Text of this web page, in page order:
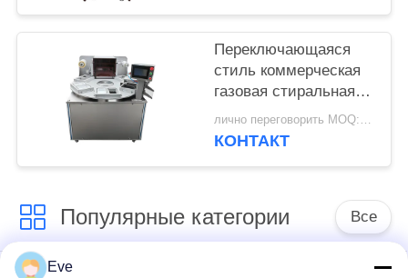
для упаковки
продуктов питания с
функцией
маркировки
Переключающаяся
стиль коммерческая
газовая стиральная
уплотнительная
лично переговорить MOQ:1 шт.
КОНТАКТ
Популярные категории Все
Eve